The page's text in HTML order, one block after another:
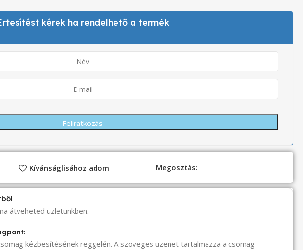
kérek ha rendelhető a termék
Kívánságlisához adom Megosztás:
átveheted üzletünkben.
kézbesítésének reggelén. A szöveges üzenet tartalmazza a csomag